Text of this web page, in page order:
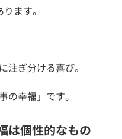
ます。
注ぎ分ける喜び。
の幸福」です。
は個性的なもの